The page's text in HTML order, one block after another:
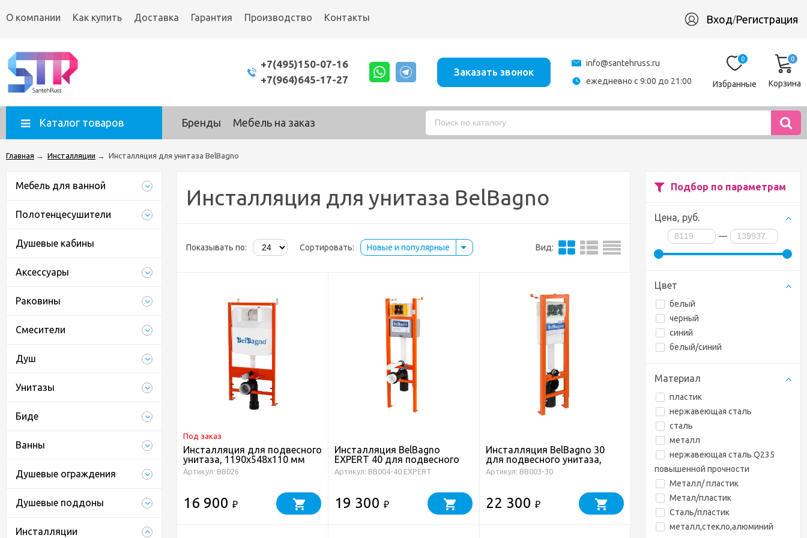
О компании Как купить Доставка Гарантия Производство Контакты Вход/Регистрация
+7(495)150-07-16
+7(964)645-17-27
Заказать звонок
info@santehruss.ru
ежедневно с 9:00 до 21:00
0
Избранные
0
Корзина
Каталог товаров Бренды Мебель на заказ
Главная → Инсталляции → Инсталляция для унитаза BelBagno
Подбор по параметрам
Цена, руб.
—
Цвет
белый
черный
синий
белый/синий
Материал
пластик
нержавеющая сталь
сталь
металл
нержавеющая сталь Q235
повышенной прочности
Металл/ пластик
Метал/пластик
Сталь/пластик
металл,стекло,алюминий
Мебель для ванной
Полотенцесушители
Душевые кабины
Аксессуары
Раковины
Смесители
Душ
Унитазы
Биде
Ванны
Душевые ограждения
Душевые поддоны
Инсталляции
Инсталляция для унитаза BelBagno
Показывать по: Сортировать: Новые и популярные Вид:
Под заказ
Инсталляция для подвесного
унитаза, 1190х548х110 мм
BB026
Артикул: BB026
16 900 ₽
Инсталляция BelBagno
EXPERT 40 для подвесного
унитаза, 1130х400х150 мм, со
смывным бачком скрытого
горизонтальное управление,
крепление к стене в
Артикул: BB004-40 EXPERT
19 300 ₽
Инсталляция BelBagno 30
для подвесного унитаза,
1150х300х187 мм, со
смывным бачком скрытого
управление, крепление к
стене в компл
Артикул: BB003-30
22 300 ₽